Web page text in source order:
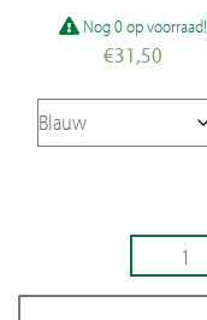
Nog 0 op voorraad!
€31,50
Muts